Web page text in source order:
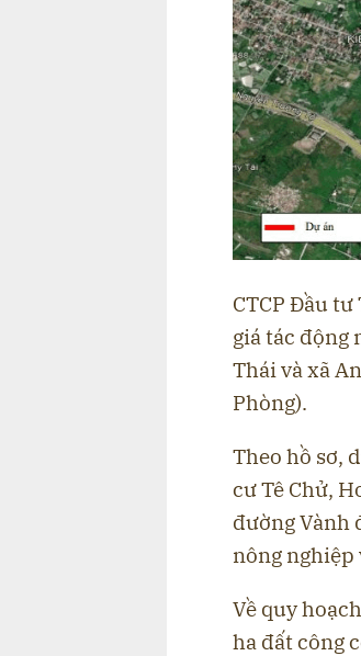
CTCP Đầu
giá tác động
Thái và xã
Phòng).
Theo hồ sơ,
cư Tê Chử,
đường Vành
nông nghiệp
Về quy
ha đất công